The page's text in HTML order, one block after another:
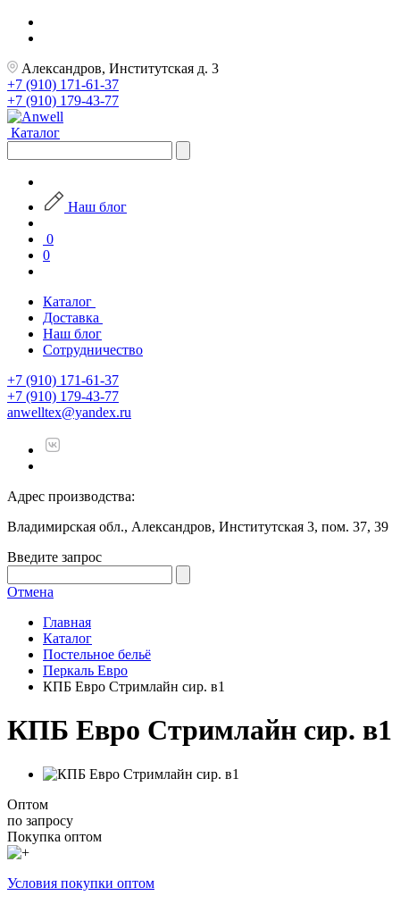
Александров, Институтская д. 3
+7 (910) 171-61-37
+7 (910) 179-43-77
Каталог
Наш блог
0
0
Каталог
Доставка
Наш блог
Сотрудничество
+7 (910) 171-61-37
+7 (910) 179-43-77
anwelltex@yandex.ru
Адрес производства:
Владимирская обл., Александров, Институтская 3, пом. 37, 39
Введите запрос
Отмена
Главная
Каталог
Постельное бельё
Перкаль Евро
КПБ Евро Стримлайн сир. в1
КПБ Евро Стримлайн сир. в1
Оптом
по запросу
Покупка оптом
Условия покупки оптом